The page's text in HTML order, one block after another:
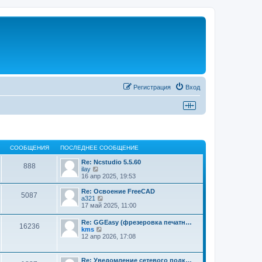
Вход
Регистрация
СООБЩЕНИЯ ПОСЛЕДНЕЕ СООБЩЕНИЕ
888
Re: Ncstudio 5.5.60
ilay
е
р
е
й
т
к
п
о
с
е
д
16 апр 2025, 19:53
5087
Re: Освоение FreeCAD
a321
е
е
й
т
и
п
17 май 2025, 11:00
16236
Re: GGEasy (фрезеровка печатн…
kms
е
12 апр 2026, 17:08
Re: Уведомление сетевого подк…